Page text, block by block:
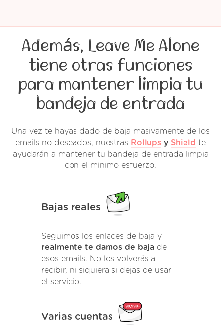
Además, Leave Me Alone
tiene otras funciones
para mantener limpia tu
bandeja de entrada
Una vez te hayas dado de baja masivamente de los
emails no deseados, nuestras Rollups y Shield te
ayudarán a mantener tu bandeja de entrada limpia
con el mínimo esfuerzo.
Bajas reales
Seguimos los enlaces de baja y
realmente te damos de baja de
esos emails. No los volverás a
recibir, ni siquiera si dejas de usar
el servicio.
Varias cuentas